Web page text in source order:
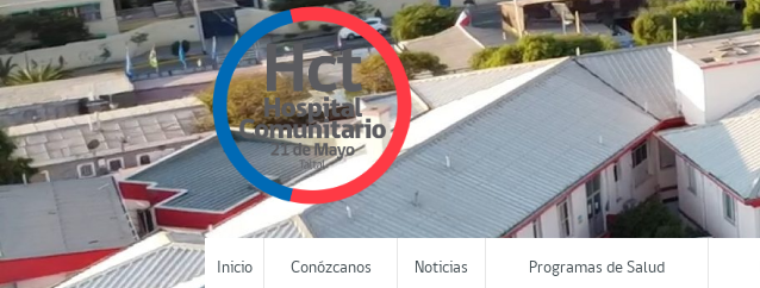
Inicio Conózcanos Noticias Programas de Salud